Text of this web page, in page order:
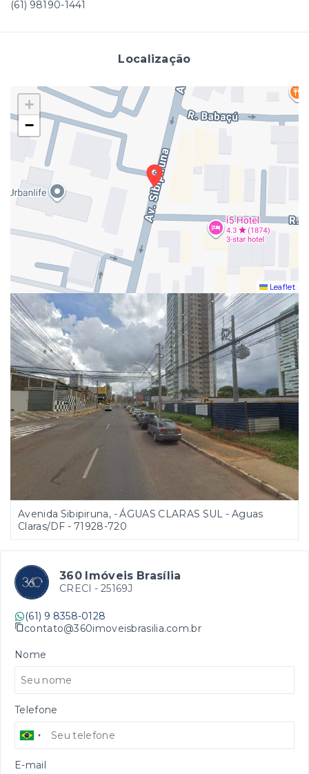
(61) 98190-1441
Localização
+
−
Leaflet
Avenida Sibipiruna, - ÁGUAS CLARAS SUL - Aguas
Claras/DF - 71928-720
360 Imóveis Brasília
CRECI - 25169J
(61) 9 8358-0128
contato@360imoveisbrasilia.com.br
Nome
Telefone
E-mail